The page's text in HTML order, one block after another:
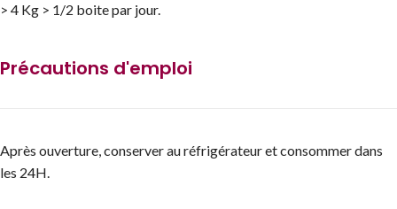
> 4 Kg > 1/2 boite par jour.
Précautions d'emploi
Après ouverture, conserver au réfrigérateur et consommer dans
les 24H.